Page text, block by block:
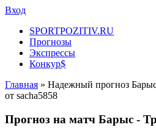
Вход
SPORTPOZITIV.RU
Прогнозы
Экспрессы
Конкур$
Главная » Надежный прогноз
от sacha5858
Прогноз на матч Барыс -